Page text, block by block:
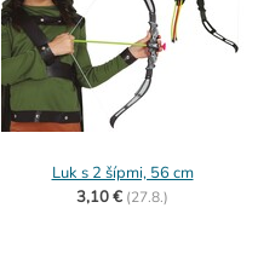
Luk s 2 šípmi, 56 cm
3,10 € (27.8.)